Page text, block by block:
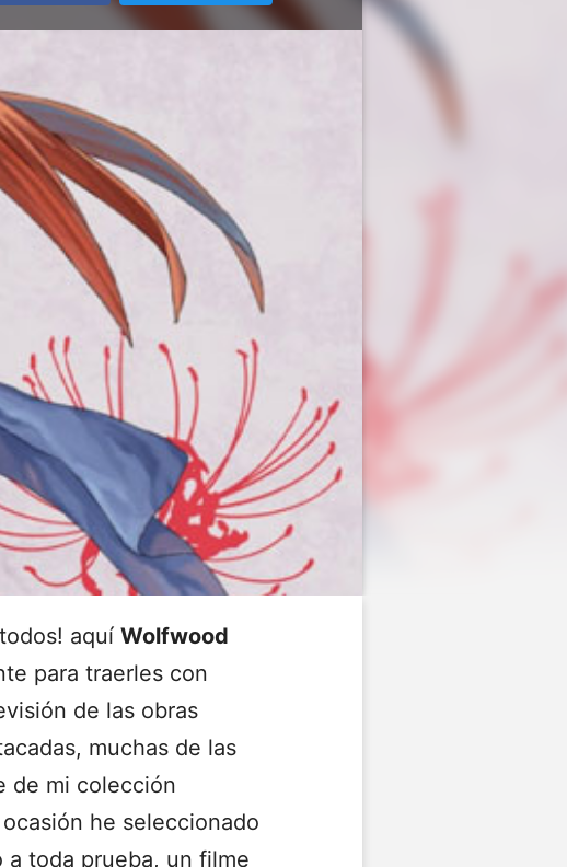
aquí Wolfwood
para traerles con
de las obras
muchas de las
de mi colección
he seleccionado
a toda prueba, un filme